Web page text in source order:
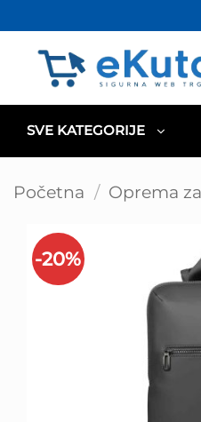
to
content
SVE KATEGORIJE
Početna / Oprema
-20%